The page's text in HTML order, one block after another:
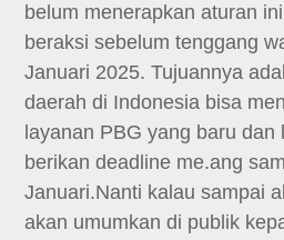
belum menerapkan aturan
beraksi sebelum tenggang
Januari 2025. Tujuannya
daerah di Indonesia bisa
layanan PBG yang baru
berikan deadline me.ang
Januari.Nanti kalau sampai
akan umumkan di publik